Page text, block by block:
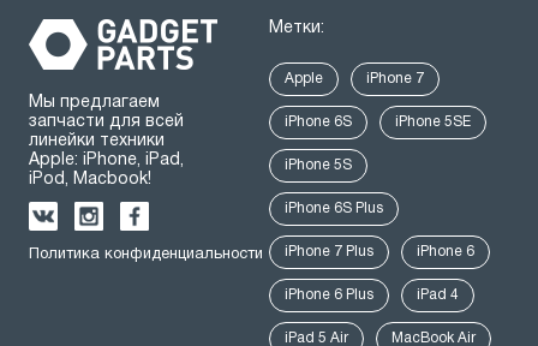
Мы предлагаем
запчасти для всей
линейки техники
Apple: iPhone, iPad,
iPod, Macbook!
Политика конфиденциальности
Метки:
Apple iPhone 7
iPhone 6S iPhone 5SE
iPhone 5S
iPhone 6S Plus
iPhone 7 Plus iPhone 6
iPhone 6 Plus iPad 4
iPad 5 Air MacBook Air